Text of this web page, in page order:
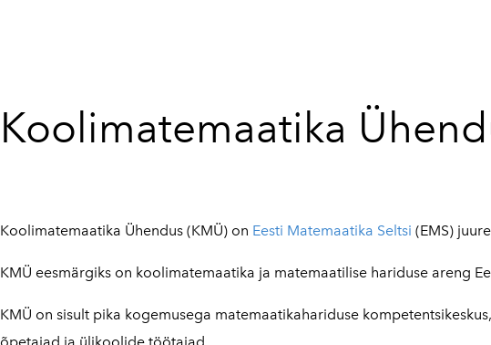
Koolimatemaatika
Koolimatemaatika Ühendus (KMÜ) on Eesti Matemaatika Seltsi (EMS)
KMÜ eesmärgiks on koolimatemaatika ja matemaatilise hariduse areng
KMÜ on sisult pika kogemusega matemaatikahariduse